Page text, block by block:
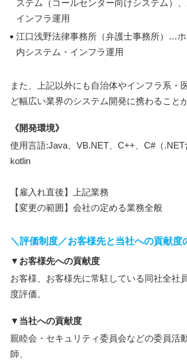
ステム（コールセンター向けシステム）、
インフラ運用
江口浅野法律事務所（弁護士事務所）…
内システム・インフラ運用
また、上記以外にも自治体やインフラ系・
ど幅広い業界のシステム開発に携わること
《開発環境》
使用言語:Java、VB.NET、C++、C#（.NET
kotlin
【雇入れ直後】上記業務
【変更の範囲】会社の定める業務全般
＼評価制度／お客様先と当社への貢献度
▼お客様先への貢献度
お客様、お客様先に常駐している同社全社
度評価。
▼当社への貢献度
親睦会・セキュリティ委員会などの委員活
師、